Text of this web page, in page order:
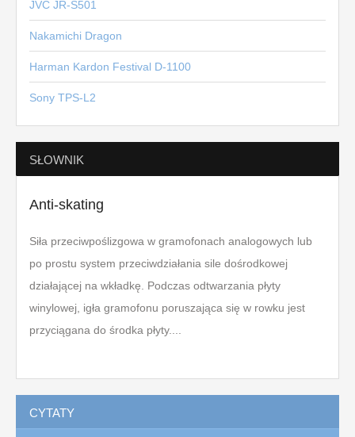
JVC JR-S501
Nakamichi Dragon
Harman Kardon Festival D-1100
Sony TPS-L2
SŁOWNIK
Anti-skating
Siła przeciwpoślizgowa w gramofonach analogowych lub
po prostu system przeciwdziałania sile dośrodkowej
działającej na wkładkę. Podczas odtwarzania płyty
winylowej, igła gramofonu poruszająca się w rowku jest
przyciągana do środka płyty....
CYTATY